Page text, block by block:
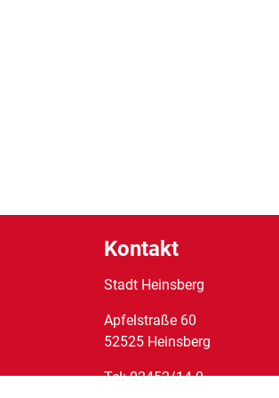
Kontakt
Stadt Heinsberg
Apfelstraße 60
52525 Heinsberg
Tel:02452/14-0